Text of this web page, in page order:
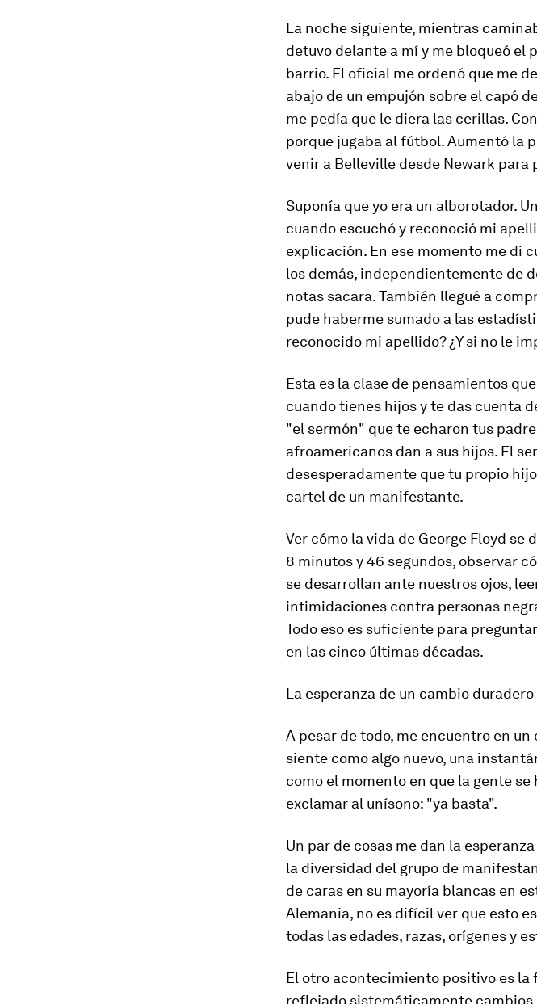
La noche siguiente, mientras
detuvo delante a mí y me bloqueó el
barrio. El oficial me ordenó que me
abajo de un empujón sobre el capó
me pedía que le diera las cerillas.
porque jugaba al fútbol. Aumentó la
venir a Belleville desde Newark para
Suponía que yo era un alborotador.
cuando escuchó y reconoció mi
explicación. En ese momento me di
los demás, independientemente de
notas sacara. También llegué a
pude haberme sumado a las
reconocido mi apellido? ¿Y si no le
Esta es la clase de pensamientos
cuando tienes hijos y te das cuenta
"el sermón" que te echaron tus
afroamericanos dan a sus hijos. El
desesperadamente que tu propio
cartel de un manifestante.
Ver cómo la vida de George Floyd
8 minutos y 46 segundos, observar
se desarrollan ante nuestros ojos,
intimidaciones contra personas
Todo eso es suficiente para
en las cinco últimas décadas.
La esperanza de un cambio duradero
A pesar de todo, me encuentro en
siente como algo nuevo, una
como el momento en que la gente
exclamar al unísono: "ya basta".
Un par de cosas me dan la
la diversidad del grupo de
de caras en su mayoría blancas en
Alemania, no es difícil ver que esto
todas las edades, razas, orígenes y
El otro acontecimiento positivo es la
reflejado sistemáticamente